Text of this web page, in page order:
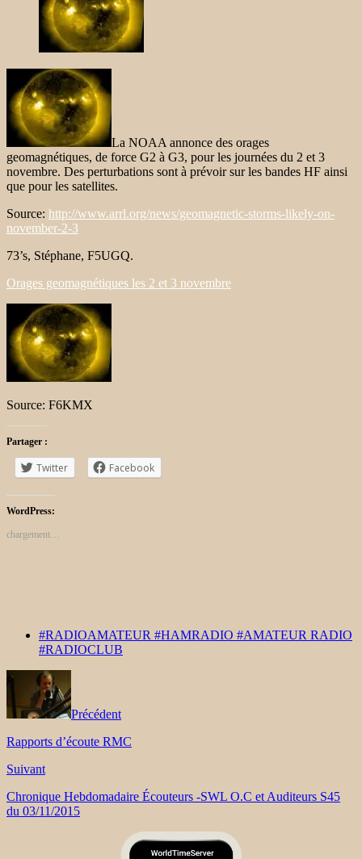
La NOAA annonce des orages
geomagnétiques, de force G2 à G3, pour les journées du 2 et 3
novembre. Des perturbations sont à prévoir sur les bandes HF ainsi
que pour les satellites.
Source: http://www.arrl.org/news/geomagnetic-storms-likely-on-
november-2-3
73’s, Stéphane, F5UGQ.
Orages geomagnétiques les 2 et 3 novembre
Source: F6KMX
Partager :
Twitter Facebook
WordPress:
chargement…
#RADIOAMATEUR #HAMRADIO #AMATEUR RADIO
#RADIOCLUB
Précédent
Rapports d’écoute RMC
Suivant
Chronique Hebdomadaire Écouteurs -SWL O.C et Auditeurs S45
du 03/11/2015